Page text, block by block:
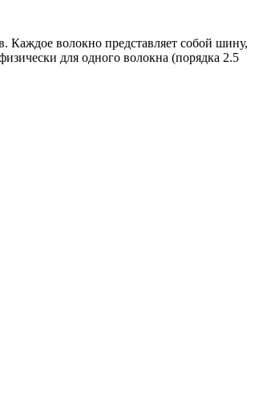
Каждое волокно представляет собой шину,
для одного волокна (порядка 2.5